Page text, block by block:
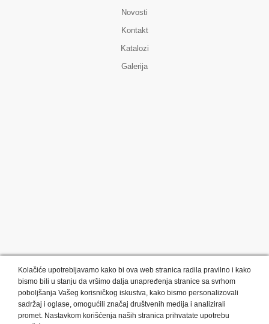
Novosti
Kontakt
Katalozi
Galerija
Kategorije proizvoda: Olovke i markeri Privesci i trakice
Kolačiće upotrebljavamo kako bi ova web stranica radila pravilno i kako
bismo bili u stanju da vršimo dalja unapređenja stranice sa svrhom
poboljšanja Vašeg korisničkog iskustva, kako bismo personalizovali
sadržaj i oglase, omogućili značaj društvenih medija i analizirali
promet. Nastavkom korišćenja naših stranica prihvatate upotrebu